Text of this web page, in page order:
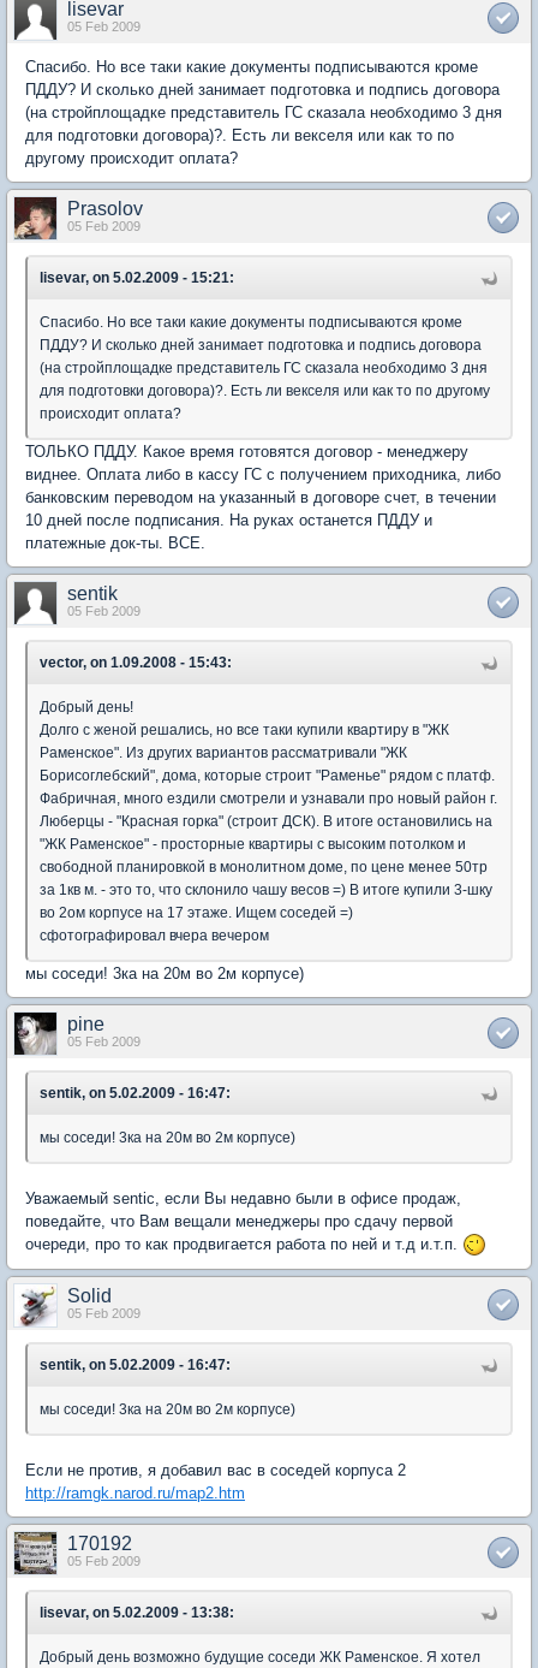
lisevar
05 Feb 2009
Спасибо. Но все таки какие документы подписываются кроме
ПДДУ? И сколько дней занимает подготовка и подпись договора
(на стройплощадке представитель ГС сказала необходимо 3 дня
для подготовки договора)?. Есть ли векселя или как то по
другому происходит оплата?
Prasolov
05 Feb 2009
lisevar, on 5.02.2009 - 15:21:
Спасибо. Но все таки какие документы подписываются кроме
ПДДУ? И сколько дней занимает подготовка и подпись договора
(на стройплощадке представитель ГС сказала необходимо 3 дня
для подготовки договора)?. Есть ли векселя или как то по другому
происходит оплата?
ТОЛЬКО ПДДУ. Какое время готовятся договор - менеджеру
виднее. Оплата либо в кассу ГС с получением приходника, либо
банковским переводом на указанный в договоре счет, в течении
10 дней после подписания. На руках останется ПДДУ и
платежные док-ты. ВСЕ.
sentik
05 Feb 2009
vector, on 1.09.2008 - 15:43:
Добрый день!
Долго с женой решались, но все таки купили квартиру в "ЖК
Раменское". Из других вариантов рассматривали "ЖК
Борисоглебский", дома, которые строит "Раменье" рядом с платф.
Фабричная, много ездили смотрели и узнавали про новый район г.
Люберцы - "Красная горка" (строит ДСК). В итоге остановились на
"ЖК Раменское" - просторные квартиры с высоким потолком и
свободной планировкой в монолитном доме, по цене менее 50тр
за 1кв м. - это то, что склонило чашу весов =) В итоге купили 3-шку
во 2ом корпусе на 17 этаже. Ищем соседей =)
сфотографировал вчера вечером
мы соседи! 3ка на 20м во 2м корпусе)
pine
05 Feb 2009
sentik, on 5.02.2009 - 16:47:
мы соседи! 3ка на 20м во 2м корпусе)
Уважаемый sentic, если Вы недавно были в офисе продаж,
поведайте, что Вам вещали менеджеры про сдачу первой
очереди, про то как продвигается работа по ней и т.д и.т.п.
Solid
05 Feb 2009
sentik, on 5.02.2009 - 16:47:
мы соседи! 3ка на 20м во 2м корпусе)
Если не против, я добавил вас в соседей корпуса 2
http://ramgk.narod.ru/map2.htm
170192
05 Feb 2009
lisevar, on 5.02.2009 - 13:38:
Добрый день возможно будущие соседи ЖК Раменское. Я хотел